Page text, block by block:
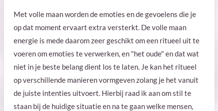
Met volle maan worden de emoties en de gevoelens die je
op dat moment ervaart extra versterkt. De volle maan
energie is mede daarom zeer geschikt om een ritueel uit te
voeren om emoties te verwerken, en "het oude" en dat wat
niet in je beste belang dient los te laten. Je kan het ritueel
op verschillende manieren vormgeven zolang je het vanuit
de juiste intenties uitvoert. Hierbij raad ik aan om stil te
staan bij de huidige situatie en na te gaan welke mensen,